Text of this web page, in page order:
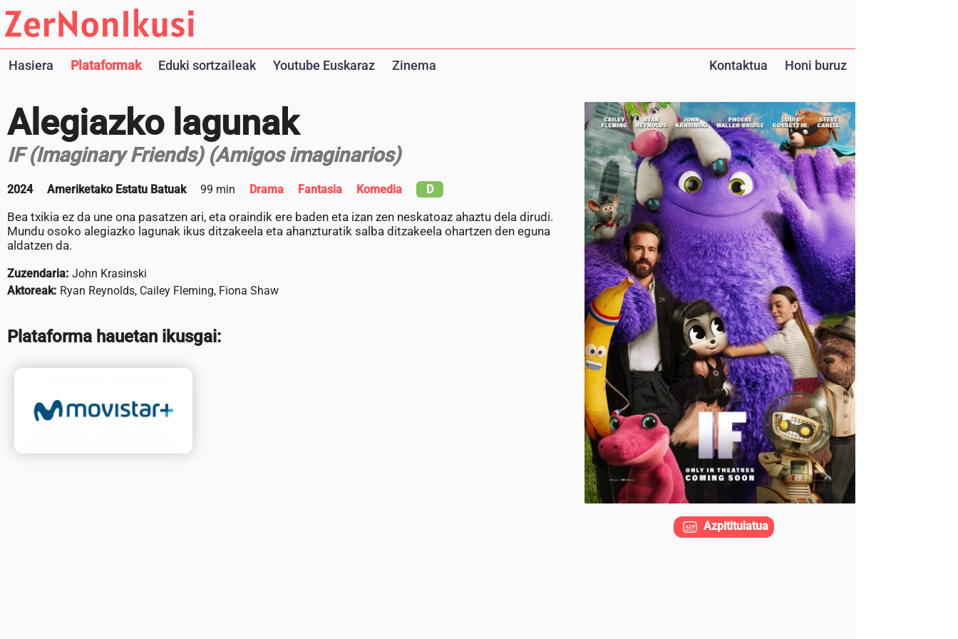
Hasiera Plataformak Eduki sortzaileak Youtube Euskaraz Zinema Kontaktua Honi buruz
Alegiazko lagunak
IF (Imaginary Friends) (Amigos imaginarios)
2024 Ameriketako Estatu Batuak 99 min Drama Fantasia Komedia D
Bea txikia ez da une ona pasatzen ari, eta oraindik ere baden eta izan zen neskatoaz ahaztu dela dirudi.
Mundu osoko alegiazko lagunak ikus ditzakeela eta ahanzturatik salba ditzakeela ohartzen den eguna
aldatzen da.
Zuzendaria: John Krasinski
Aktoreak: Ryan Reynolds, Cailey Fleming, Fiona Shaw
Plataforma hauetan ikusgai:
Azpititulatua